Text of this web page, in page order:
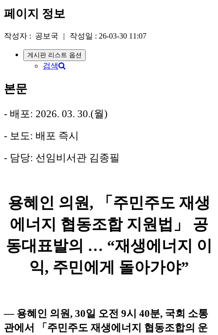
페이지 정보
작성자 : 공보국 | 작성일 : 26-03-30 11:07
게시판 리스트 옵션
검색
본문
- 배포: 2026. 03. 30.(월)
- 보도: 배포 즉시
- 담당: 선임비서관 김종필
용혜인 의원, 「주민주도 재생
에너지 협동조합 지원법」 공
동대표발의 … “재생에너지 이
익, 주민에게 돌아가야”
― 용혜인 의원, 30일 오전 9시 40분, 국회 소통
관에서 「주민주도 재생에너지 협동조합의 운